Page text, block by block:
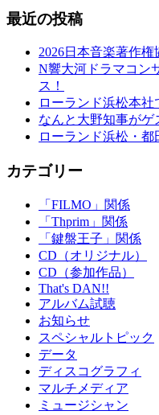
最近の投稿
2026日本音楽著作
N響大河ドラマコン
ス！
ローランド浜松本
なんと大野知事がゲ
ローランド浜松・都
カテゴリー
「FILMO」関係
「Thprim」関係
「鍵盤王子」関係
CD（オリジナル）
CD（参加作品）
That's DAN!!
アルバム試聴
お知らせ
スペシャルトピック
データ
ディスコグラフィ
マルチメディア
ミュージシャン